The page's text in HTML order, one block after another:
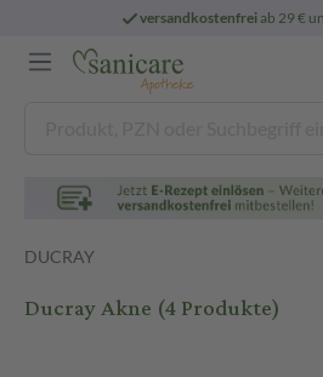
versandkostenfreiab 29 €
DUCRAY
Ducray Akne (4 Produkte)